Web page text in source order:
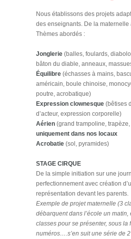
Nous établissons des projets
des enseignants. De la maternelle
Thèmes abordés :
Jonglerie (balles, foulards,
bâton du diable, anneaux,
Équilibre (échasses à mains,
américain, boule chinoise,
poutre, acrobatique)
Expression clownesque (bêtises
d’acteur, expression corporelle)
Aérien (grand trampoline,
uniquement dans nos locaux
Acrobatie (sol, pyramides)
STAGE CIRQUE
De la simple initiation sur une
perfectionnement avec création
représentation devant les parents.
Exemple de projet maternelle (3
débarquent dans l’école un matin,
classes pour se présenter, sous la
numéros….s’en suit une série de